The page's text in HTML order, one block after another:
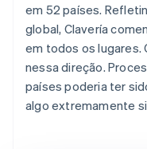
em 52 países.
global, Clavería
em todos os lugares.
nessa direção.
países poderia ter
algo extremamente